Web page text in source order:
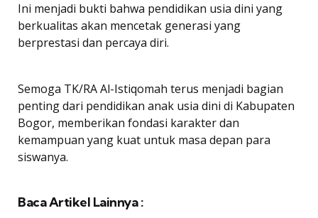
Ini menjadi bukti bahwa pendidikan usia dini yang
berkualitas akan mencetak generasi yang
berprestasi dan percaya diri.
Semoga TK/RA Al-Istiqomah terus menjadi bagian
penting dari pendidikan anak usia dini di Kabupaten
Bogor, memberikan fondasi karakter dan
kemampuan yang kuat untuk masa depan para
siswanya.
Baca Artikel Lainnya :